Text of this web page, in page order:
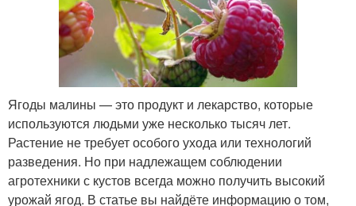
Ягоды малины — это продукт и лекарство, которые
используются людьми уже несколько тысяч лет.
Растение не требует особого ухода или технологий
разведения. Но при надлежащем соблюдении
агротехники с кустов всегда можно получить высокий
урожай ягод. В статье вы найдёте информацию о том,